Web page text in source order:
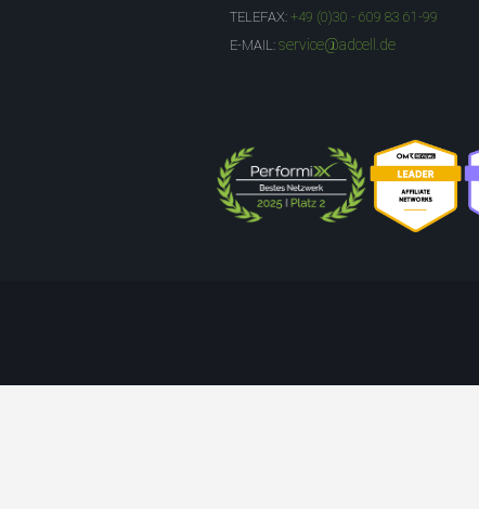
TELEFAX: +49 (0)30 - 609 83 61-99
E-MAIL: service@adcell.de